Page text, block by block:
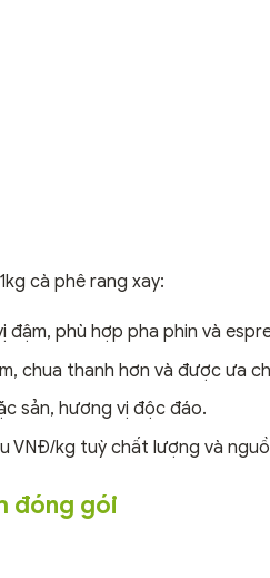
cà phê rang xay:
phù hợp pha phin và
chua thanh hơn và được ưa
sản, hương vị độc đáo.
VNĐ/kg tuỳ chất lượng và
đóng gói